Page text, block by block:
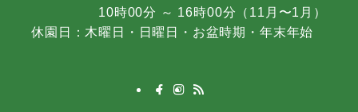
10時00分 ～ 16時00分（11月〜1月）
休園日：木曜日・日曜日・お盆時期・年末年始